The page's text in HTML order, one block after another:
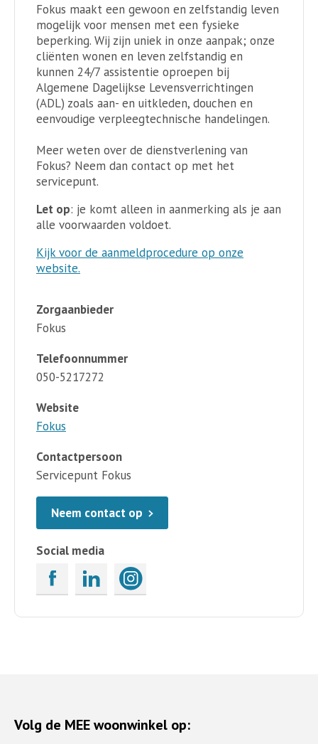
Fokus maakt een gewoon en zelfstandig leven
mogelijk voor mensen met een fysieke
beperking. Wij zijn uniek in onze aanpak; onze
cliënten wonen en leven zelfstandig en
kunnen 24/7 assistentie oproepen bij
Algemene Dagelijkse Levensverrichtingen
(ADL) zoals aan- en uitkleden, douchen en
eenvoudige verpleegtechnische handelingen.
Meer weten over de dienstverlening van
Fokus? Neem dan contact op met het
servicepunt.
Let op: je komt alleen in aanmerking als je aan
alle voorwaarden voldoet.
Kijk voor de aanmeldprocedure op onze
website.
Zorgaanbieder
Fokus
Telefoonnummer
050-5217272
Website
Fokus
Contactpersoon
Servicepunt Fokus
Neem contact op
Social media
Volg de MEE woonwinkel op: